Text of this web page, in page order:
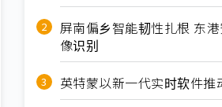
屏南偏乡智能韧性扎根 东
像识别
英特蒙以新一代实时软件推